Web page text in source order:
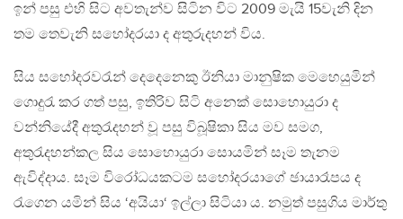
ඉන් පසු එහි සිට අවතැන්ව සිටින විට 2009 මැයි 15වැනි දින
තම තෙවැනි සහෝදරයා ද අතුරුදහන් විය.
සිය සහෝදරවරැන් දෙදෙනෙකු ඊනියා මානුෂික මෙහෙයුමින්
ගොදුරැ කර ගත් පසු, ඉතිරිව සිටි අනෙක් සොහොයුරා ද
වන්නියේදී අතුරැදහන් වූ පසු විබූෂිකා සිය මව සමග,
අතුරැදහන්කල සිය සොහොයුරා සොයමින් සෑම තැනම
ඇවිද්දාය. සෑම විරෝධයකටම සහෝදරයාගේ ඡායාරෑපය ද
රැගෙන යමින් සිය ‘අයියා‘ ඉල්ලා සිටියා ය. නමුත් පසුගිය මාර්තු